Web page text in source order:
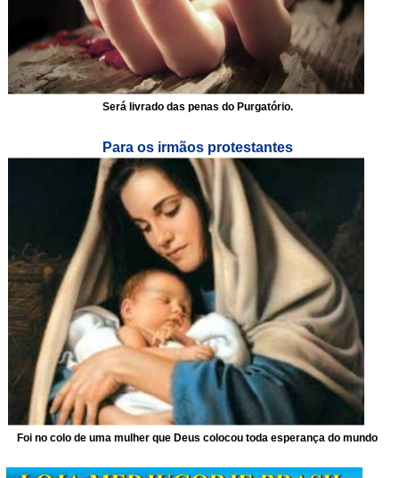
Será livrado das penas do Purgatório.
Para os irmãos protestantes
Foi no colo de uma mulher que Deus colocou toda esperança do mundo